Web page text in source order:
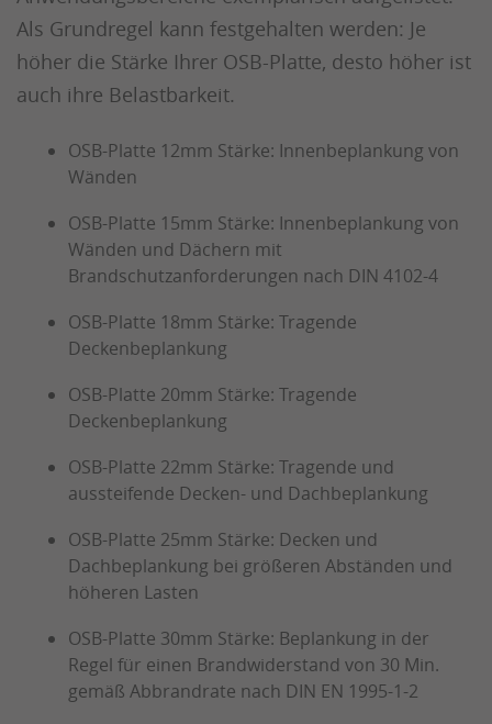
Als Grundregel kann festgehalten werden: Je
höher die Stärke Ihrer OSB-Platte, desto höher ist
auch ihre Belastbarkeit.
OSB-Platte 12mm Stärke: Innenbeplankung von
Wänden
OSB-Platte 15mm Stärke: Innenbeplankung von
Wänden und Dächern mit
Brandschutzanforderungen nach DIN 4102-4
OSB-Platte 18mm Stärke: Tragende
Deckenbeplankung
OSB-Platte 20mm Stärke: Tragende
Deckenbeplankung
OSB-Platte 22mm Stärke: Tragende und
aussteifende Decken- und Dachbeplankung
OSB-Platte 25mm Stärke: Decken und
Dachbeplankung bei größeren Abständen und
höheren Lasten
OSB-Platte 30mm Stärke: Beplankung in der
Regel für einen Brandwiderstand von 30 Min.
gemäß Abbrandrate nach DIN EN 1995-1-2